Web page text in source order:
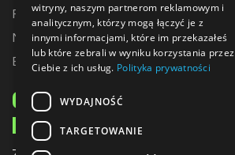
Promocje
Nowe produkty
Bestsellery
ODBIERZ 10% ZNIŻKI
NA PIERWSZE ZAKUPY
witryny, naszym partnerom reklamowym i
analitycznym, którzy mogą łączyć je z
innymi informacjami, które im przekazałeś
lub które zebrali w wyniku korzystania przez
Ciebie z ich usług. Polityka prywatności
WYDAJNOŚĆ
TARGETOWANIE